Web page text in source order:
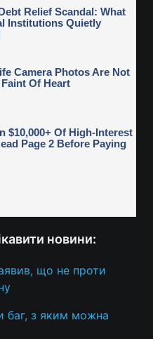
новини:
що не проти
баг, з яким можна